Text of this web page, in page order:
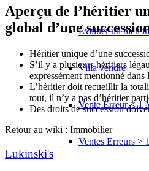
Évaluer un bien
Villa vendre
Vente Erreur < 1
Ventes Erreurs >
Aperçu de l’héritier
global d’une
Héritier unique d’une
S’il y a plusieurs héritiers
expressément mentionné dans
L’héritier doit recueillir la
tout, il n’y a pas d’héritier
Des droits de succession
Retour au wiki : Immobilier
Lukinski's